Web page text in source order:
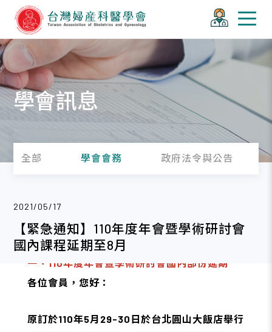
學會訊息
全部 學會會務 政府法令與公告
2021/05/17
【緊急通知】110年度年會暨學術研討會
國內課程延期至8月
一、110年度年會暨學術研討會國內部份延期
各位會員，您好：
原訂於110年5月29-30日於台北圓山大飯店舉行